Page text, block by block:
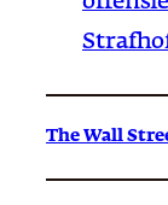
The Wall